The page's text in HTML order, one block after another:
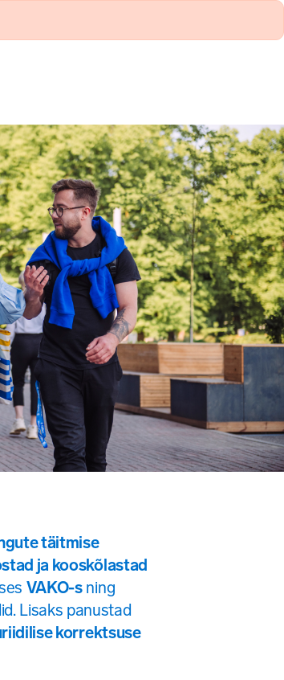
täitmise
ja kooskõlastad
VAKO-sning
Lisaks panustad
korrektsuse